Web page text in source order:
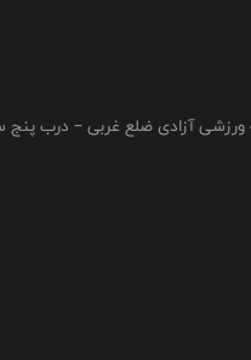
ورزشی آزادی ضلع غربی – درب پنج